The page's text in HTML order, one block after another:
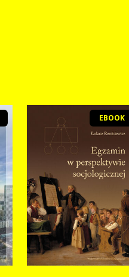
EBOOK